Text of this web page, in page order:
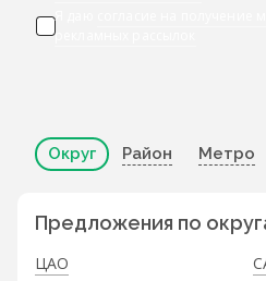
Я даю
рекламных рассылок
Округ Район Метро
Предложения по
ЦАО